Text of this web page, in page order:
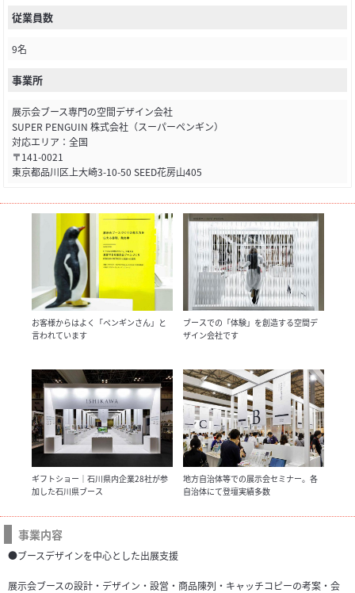
従業員数
9名
事業所
展示会ブース専門の空間デザイン会社
SUPER PENGUIN 株式会社（スーパーペンギン）
対応エリア：全国
〒141-0021
東京都品川区上大崎3-10-50 SEED花房山405
お客様からはよく「ペンギンさん」と
言われています
ブースでの「体験」を創造する空間デ
ザイン会社です
ギフトショー｜石川県内企業28社が参
加した石川県ブース
地方自治体等での展示会セミナー。各
自治体にて登壇実績多数
事業内容
●ブースデザインを中心とした出展支援
展示会ブースの設計・デザイン・設営・商品陳列・キャッチコピーの考案・会